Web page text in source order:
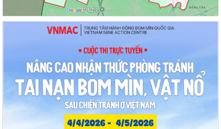
Sôi nổi ngày hội hiến máu "Thạch Khôi - ngàn trái tim hồng" năm 2026
Kế hoạch Giám sát và xử lý dịch, ổ dịch trên địa bàn phường Thạch
Quyết định Về việc Ban hành Quy chế quản lý và sử dụng nguồn công
đức tại các di tích trên địa...
Quyết định Về việc ban hành Quy chế hoạt động của Ban Quản lý di
tích Phường Thạch Khôi, thành phố...
UBND phường tổ chức phiên họp tháng 8/2026 (lần 1).